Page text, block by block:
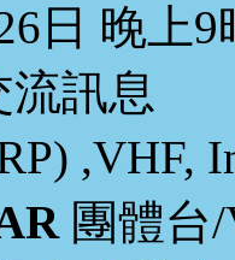
日 晚上9
流訊息
,VHF,
團體台